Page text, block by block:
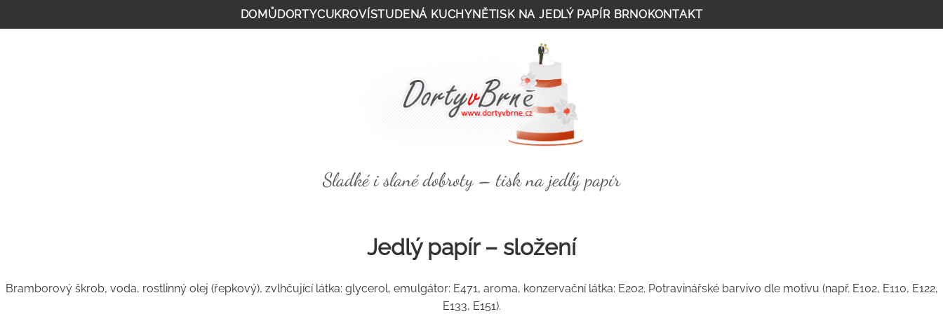
DOMŮDORTYCUKROVÍSTUDENÁ KUCHYNĚTISK NA JEDLÝ PAPÍR BRNOKONTAKT
Sladké i slané dobroty – tisk na jedlý papír
Jedlý papír – složení
Bramborový škrob, voda, rostlinný olej (řepkový), zvlhčující látka: glycerol, emulgátor: E471, aroma, konzervační látka: E202. Potravinářské barvivo dle motivu (např. E102, E110, E122,
E133, E151).